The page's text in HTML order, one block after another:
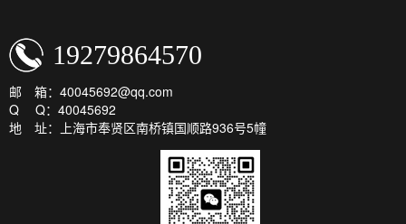
19279864570
邮 箱：40045692@qq.com
Q Q：40045692
地 址：上海市奉贤区南桥镇国顺路936号5幢